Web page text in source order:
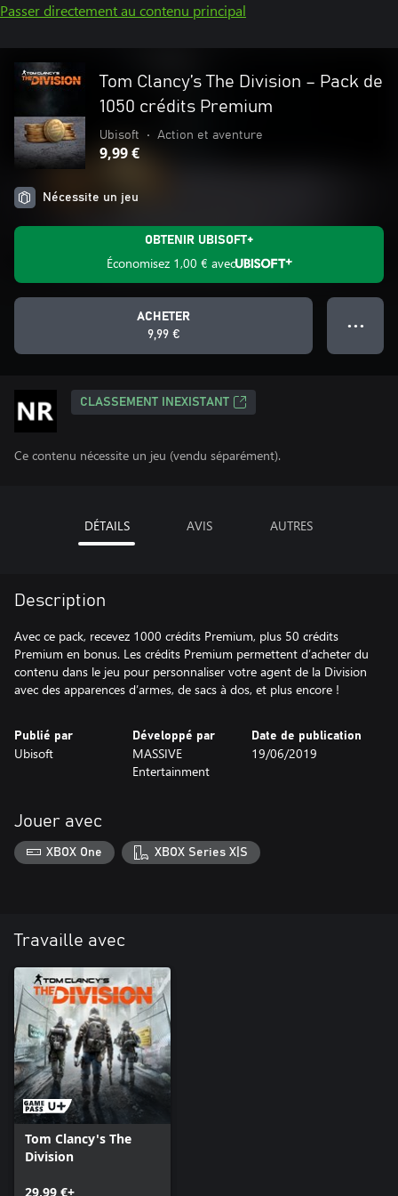
Passer directement au contenu principal
Tom Clancy’s The Division – Pack de
1050 crédits Premium
Ubisoft • Action et aventure
9,99 €
Nécessite un jeu
OBTENIR UBISOFT+
Économisez 1,00 € avec
ACHETER
9,99 €
● ● ●
CLASSEMENT INEXISTANT
Ce contenu nécessite un jeu (vendu séparément).
DÉTAILS AVIS AUTRES
Description
Avec ce pack, recevez 1000 crédits Premium, plus 50 crédits
Premium en bonus. Les crédits Premium permettent d’acheter du
contenu dans le jeu pour personnaliser votre agent de la Division
avec des apparences d’armes, de sacs à dos, et plus encore !
Publié par
Ubisoft
Développé par
MASSIVE
Entertainment
Date de publication
19/06/2019
Jouer avec
XBOX One XBOX Series X|S
Travaille avec
Tom Clancy's The
Division
29,99 €+